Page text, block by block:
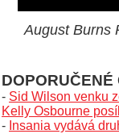
August Burns
DOPORUČENÉ
- Sid Wilson venku
Kelly Osbourne
- Insania vydává